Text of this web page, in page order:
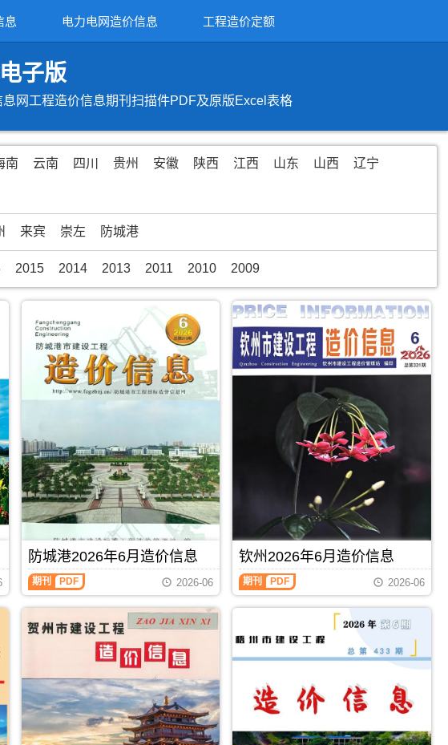
息 电力电网造价信息 工程造价定额
子版
网工程造价信息期刊扫描件PDF及原版Excel表格
防城港2026年6月造价信息
防
城
年
息
城
期刊 PDF 2026-06
钦州2026年6月造价信息
钦
州
月
造
（钦
期刊 PDF 2026-06
南 云南 四川 贵州 安徽 陕西 江西 山东 山西 辽宁
来宾 崇左 防城港
2015 2014 2013 2011 2010 2009